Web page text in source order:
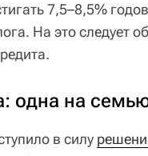
7,5–8,5%
На это следует
одна на
в силу